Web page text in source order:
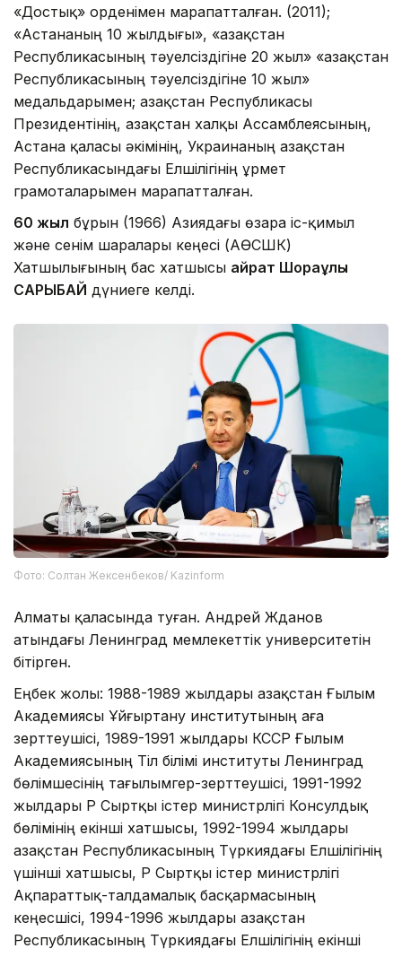
«Достық» орденімен марапатталған. (2011);
«Астананың 10 жылдығы», «Қазақстан
Республикасының тәуелсіздігіне 20 жыл» «Қазақстан
Республикасының тәуелсіздігіне 10 жыл»
медальдарымен; Қазақстан Республикасы
Президентінің, Қазақстан халқы Ассамблеясының,
Астана қаласы әкімінің, Украинаның Қазақстан
Республикасындағы Елшілігінің Құрмет
грамоталарымен марапатталған.
60 жыл бұрын (1966) Азиядағы өзара іс-қимыл
және сенім шаралары кеңесі (АӨСШК)
Хатшылығының бас хатшысы Қайрат Шораұлы
САРЫБАЙ дүниеге келді.
Фото: Солтан Жексенбеков/ Kazinform
Алматы қаласында туған. Андрей Жданов
атындағы Ленинград мемлекеттік университетін
бітірген.
Еңбек жолы: 1988-1989 жылдары Қазақстан Ғылым
Академиясы Ұйғыртану институтының аға
зерттеушісі, 1989-1991 жылдары КССР Ғылым
Академиясының Тіл білімі институты Ленинград
бөлімшесінің тағылымгер-зерттеушісі, 1991-1992
жылдары ҚР Сыртқы істер министрлігі Консулдық
бөлімінің екінші хатшысы, 1992-1994 жылдары
Қазақстан Республикасының Түркиядағы Елшілігінің
үшінші хатшысы, ҚР Сыртқы істер министрлігі
Ақпараттық-талдамалық басқармасының
кеңесшісі, 1994-1996 жылдары Қазақстан
Республикасының Түркиядағы Елшілігінің екінші